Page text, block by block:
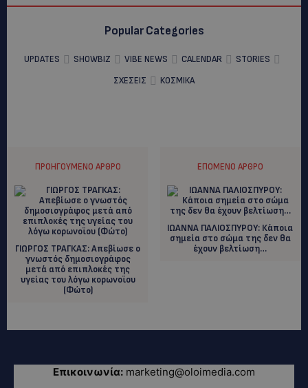
Popular Categories
UPDATES SHOWBIZ VIBE NEWS CALENDAR
STORIES
ΣΧΕΣΕΙΣ
ΚΟΣΜΙΚΑ
ΠΡΟΗΓΟΎΜΕΝΟ ΆΡΘΡΟ
ΓΙΩΡΓΟΣ ΤΡΑΓΚΑΣ: Aπεβίωσε ο
γνωστός δημοσιογράφος
μετά από επιπλοκές της
υγείας του λόγω κορωνοϊου
(Φώτο)
ΕΠΌΜΕΝΟ ΆΡΘΡΟ
ΙΩΑΝΝΑ ΠΑΛΙΟΣΠΥΡΟΥ: Κάποια
σημεία στο σώμα της δεν θα
έχουν βελτίωση…
Επικοινωνία: marketing@oloimedia.com